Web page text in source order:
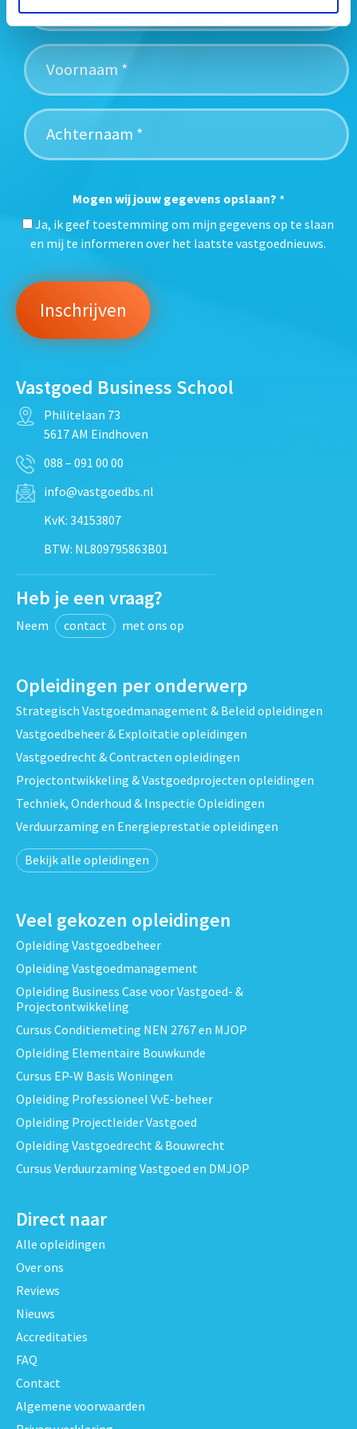
Mogen wij jouw gegevens opslaan? *
Ja, ik geef toestemming om mijn gegevens op te slaan
en mij te informeren over het laatste vastgoednieuws.
Vastgoed Business School
Philitelaan 73
5617 AM Eindhoven
088 – 091 00 00
info@vastgoedbs.nl
KvK: 34153807
BTW: NL809795863B01
Heb je een vraag?
Neem contact met ons op
Opleidingen per onderwerp
Strategisch Vastgoedmanagement & Beleid opleidingen
Vastgoedbeheer & Exploitatie opleidingen
Vastgoedrecht & Contracten opleidingen
Projectontwikkeling & Vastgoedprojecten opleidingen
Techniek, Onderhoud & Inspectie Opleidingen
Verduurzaming en Energieprestatie opleidingen
Bekijk alle opleidingen
Veel gekozen opleidingen
Opleiding Vastgoedbeheer
Opleiding Vastgoedmanagement
Opleiding Business Case voor Vastgoed- &
Projectontwikkeling
Cursus Conditiemeting NEN 2767 en MJOP
Opleiding Elementaire Bouwkunde
Cursus EP-W Basis Woningen
Opleiding Professioneel VvE-beheer
Opleiding Projectleider Vastgoed
Opleiding Vastgoedrecht & Bouwrecht
Cursus Verduurzaming Vastgoed en DMJOP
Direct naar
Alle opleidingen
Over ons
Reviews
Nieuws
Accreditaties
FAQ
Contact
Algemene voorwaarden